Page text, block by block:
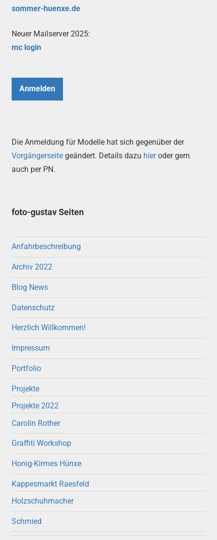
sommer-huenxe.de
Neuer Mailserver 2025:
mc login
Anmelden
Die Anmeldung für Modelle hat sich gegenüber der
Vorgängerseite geändert. Details dazu hieroder gern
auch per PN.
foto-gustav Seiten
Anfahrbeschreibung
Archiv 2022
Blog News
Datenschutz
Herzlich Willkommen!
Impressum
Portfolio
Projekte
Projekte 2022
Carolin Rother
Graffiti Workshop
Honig-Kirmes Hünxe
Kappesmarkt Raesfeld
Holzschuhmacher
Schmied